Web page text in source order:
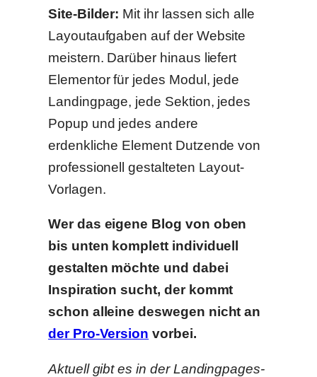
Site-Bilder: Mit ihr lassen sich alle
Layoutaufgaben auf der Website
meistern. Darüber hinaus liefert
Elementor für jedes Modul, jede
Landingpage, jede Sektion, jedes
Popup und jedes andere
erdenkliche Element Dutzende von
professionell gestalteten Layout-
Vorlagen.
Wer das eigene Blog von oben
bis unten komplett individuell
gestalten möchte und dabei
Inspiration sucht, der kommt
schon alleine deswegen nicht an
der Pro-Version vorbei.
Aktuell gibt es in der Landingpages-